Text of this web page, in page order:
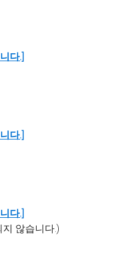
다.]
다.]
다.]
않습니다.)